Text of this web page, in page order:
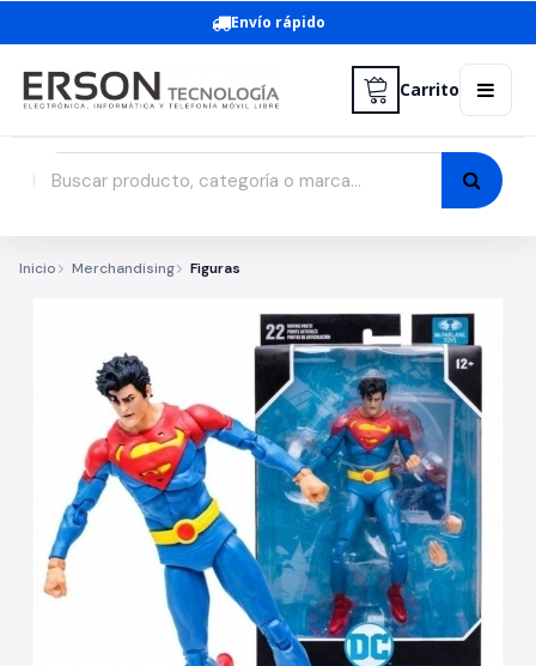
Envío rápido
Carrito
Inicio Merchandising Figuras